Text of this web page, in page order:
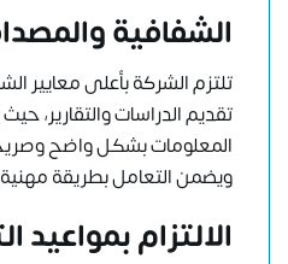
الشفافية
تلتزم الشركة بأعلى معايير
تقديم الدراسات والتقارير،
المعلومات بشكل واضح
ويضمن التعامل بطريقة
الالتزام بمواعيد